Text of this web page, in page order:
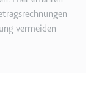
vermeiden